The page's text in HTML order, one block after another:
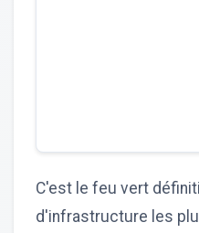
C'est le feu vert
d'infrastructure les